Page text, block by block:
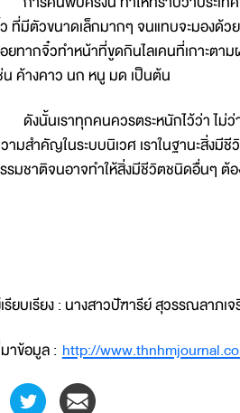
ที่มีตัวขนาดเล็กมากๆ จนแทบจะมองด้ว
ยทากจิ๋วทำหน้าที่ขูดกินไลเคนที่เกาะตา
น ค้างคาว นก หนู มด เป็นต้น
ดังนั้นเราทุกคนควรตระหนักไว้ว่า ไม่ว่
ามสำคัญในระบบนิเวศ เราในฐานะสิ่งมี
รมชาติจนอาจทำให้สิ่งมีชีวิตชนิดอื่นๆ
รียบเรียง : นางสาวปัฑารีย์ สุวรรณลาภเ
าข้อมูล : http://